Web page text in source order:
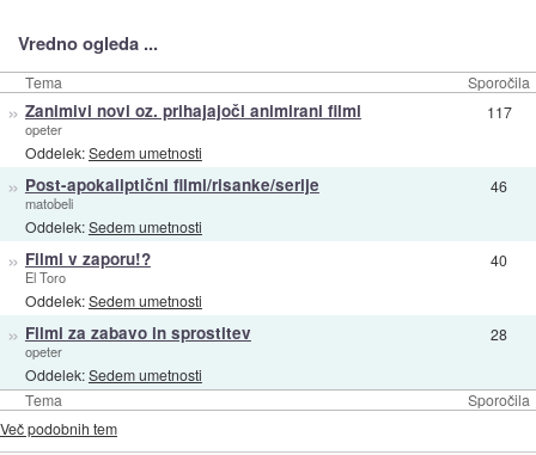
Vredno ogleda ...
Tema Sporočila
Tema Sporočila
» Zanimivi novi oz. prihajajoči animirani filmi
opeter
Oddelek:Sedem umetnosti
117
» Post-apokaliptični filmi/risanke/serije
matobeli
Oddelek:Sedem umetnosti
46
» Filmi v zaporu!?
El Toro
Oddelek:Sedem umetnosti
40
» Filmi za zabavo in sprostitev
opeter
Oddelek:Sedem umetnosti
28
Več podobnih tem